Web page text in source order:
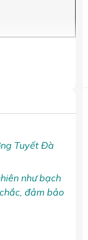
Tuyết Đà
như bạch
đảm bảo